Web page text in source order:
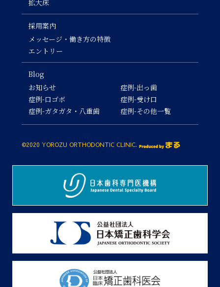
拡大床
採用案内
メッセージ・働き方の特徴
エントリー
Blog
お知らせ
症例-口ゴボ
症例-ガタガタ・八重歯
症例-出っ歯
症例-受け口
症例-その他一覧
©2020 YOROZU ORTHODONTIC CLINIC.